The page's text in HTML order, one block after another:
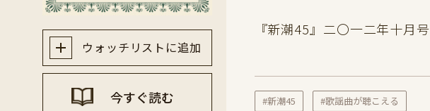
ウォッチリストに追加
今すぐ読む
『新潮45』二〇一二年十月号
#新潮45 #歌謡曲が聴こえる